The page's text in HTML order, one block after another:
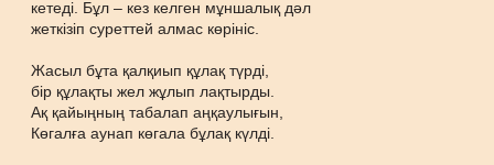
кетеді. Бұл – кез келген мұншалық дəл
жеткізіп суреттей алмас көрініс.
Жасыл бұта қалқиып құлақ түрді,
бір құлақты жел жұлып лақтырды.
Ақ қайыңның табалап аңқаулығын,
Көгалға аунап көгала бұлақ күлді.